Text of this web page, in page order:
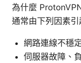
為什麼
通常由下列因素引
網路連線不穩
伺服器故障、